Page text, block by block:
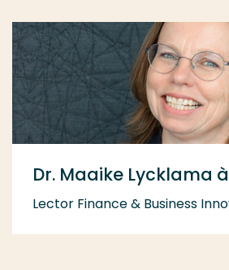
Dr. Maaike Lycklama
Lector Finance & Business